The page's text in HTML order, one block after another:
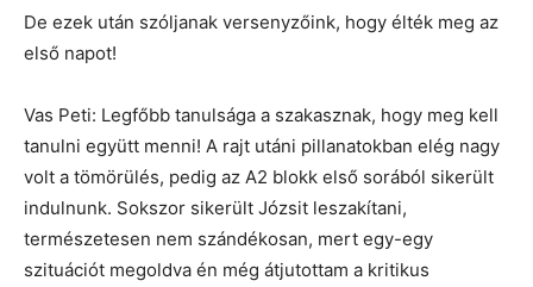
De ezek után szóljanak versenyzőink, hogy élték meg az
első napot!
Vas Peti: Legfőbb tanulsága a szakasznak, hogy meg kell
tanulni együtt menni! A rajt utáni pillanatokban elég nagy
volt a tömörülés, pedig az A2 blokk első sorából sikerült
indulnunk. Sokszor sikerült Józsit leszakítani,
természetesen nem szándékosan, mert egy-egy
szituációt megoldva én még átjutottam a kritikus